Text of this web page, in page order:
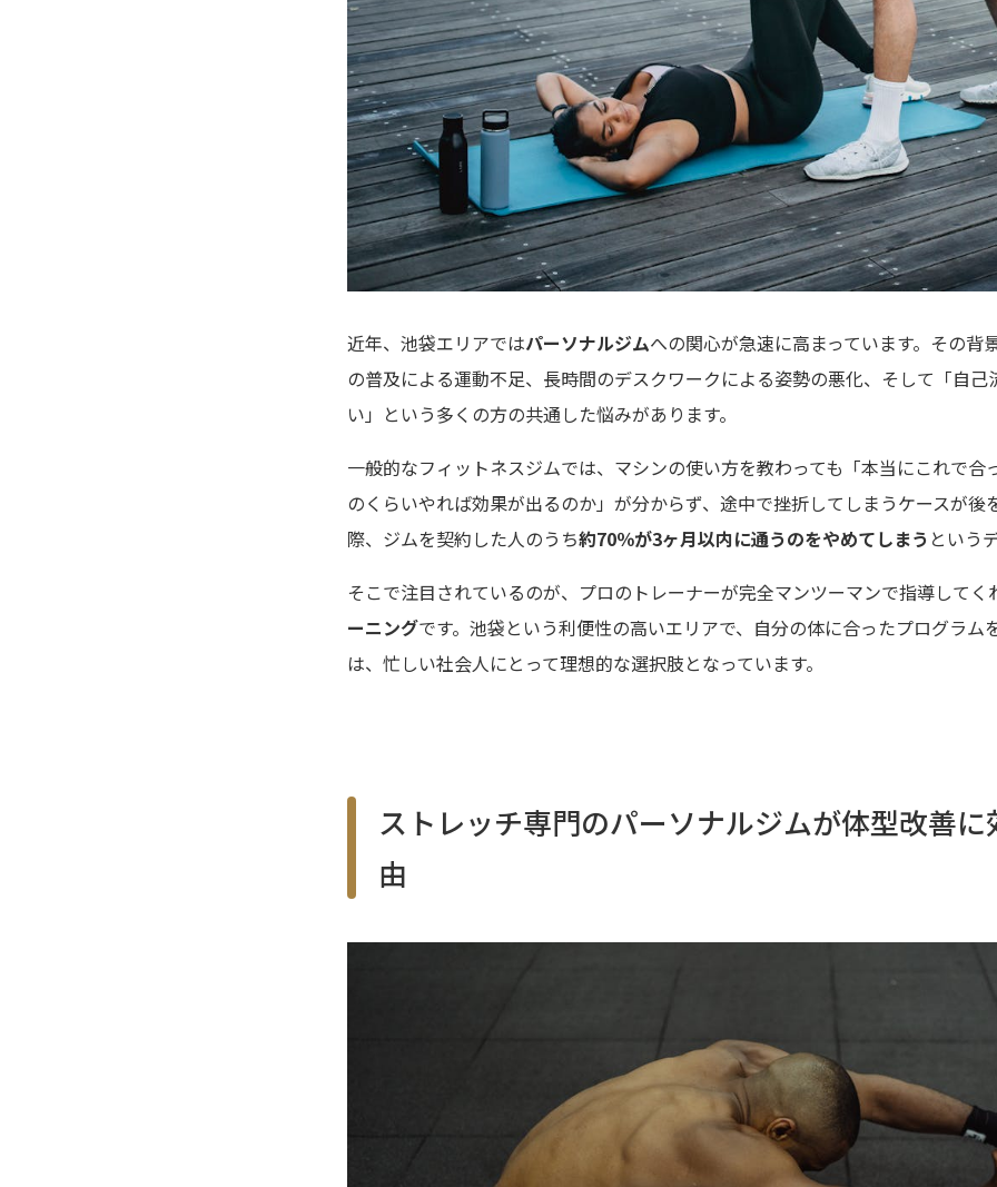
近年、池袋エリアではパーソナルジムへの関心が急速に高まっています。その背
の普及による運動不足、長時間のデスクワークによる姿勢の悪化、そして「自己
い」という多くの方の共通した悩みがあります。
一般的なフィットネスジムでは、マシンの使い方を教わっても「本当にこれで合
のくらいやれば効果が出るのか」が分からず、途中で挫折してしまうケースが後
際、ジムを契約した人のうち約70％が3ヶ月以内に通うのをやめてしまう という
そこで注目されているのが、プロのトレーナーが完全マンツーマンで指導してく
ーニングです。池袋という利便性の高いエリアで、自分の体に合ったプログラム
は、忙しい社会人にとって理想的な選択肢となっています。
ストレッチ専門のパーソナルジムが体型改善に
由